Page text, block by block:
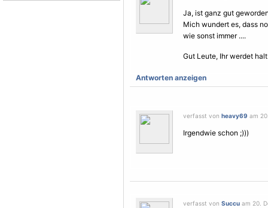
Ja, ist ganz gut
Mich wundert es, dass
wie sonst immer ....
Gut Leute, Ihr werdet
Antworten anzeigen
verfasst von heavy69 am
Irgendwie schon ;)))
verfasst von Succu am 20.